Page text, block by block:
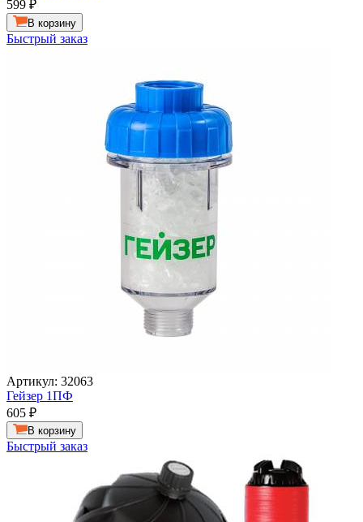
599 ₽
В корзину
Быстрый заказ
Артикул: 32063
Гейзер 1ПФ
605 ₽
В корзину
Быстрый заказ